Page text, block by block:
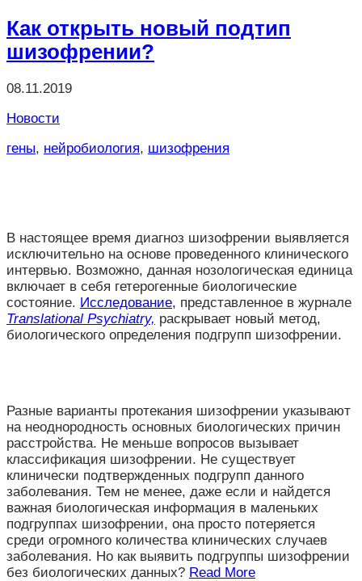
Как открыть новый подтип
шизофрении?
08.11.2019
Новости
гены, нейробиология, шизофрения
В настоящее время диагноз шизофрении выявляется
исключительно на основе проведенного клинического
интервью. Возможно, данная нозологическая единица
включает в себя гетерогенные биологические
состояние. Исследование, представленное в журнале
Translational Psychiatry, раскрывает новый метод,
биологического определения подгрупп шизофрении.
Разные варианты протекания шизофрении указывают
на неоднородность основных биологических причин
расстройства. Не меньше вопросов вызывает
классификация шизофрении. Не существует
клинически подтвержденных подгрупп данного
заболевания. Тем не менее, даже если и найдется
важная биологическая информация в маленьких
подгруппах шизофрении, она просто потеряется
среди огромного количества клинических случаев
заболевания. Но как выявить подгруппы шизофрении
без биологических данных? Read More